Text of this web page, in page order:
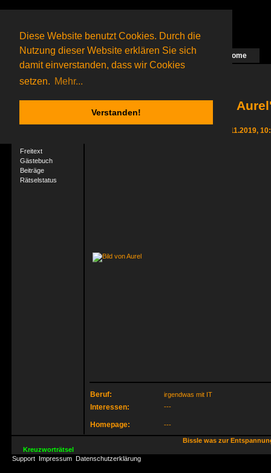
Diese Website benutzt Cookies. Durch die
Nutzung dieser Website erklären Sie sich
damit einverstanden, dass wir Cookies
setzen. Mehr...
Verstanden!
Das nächste Rätsel ist in Arbeit Home
74 Gagolganeronline(0 registrierte und 74 Gäste)
Gagolganer:
9732Rätsel online:
Freitext
Gästebuch
Beiträge
Rätselstatus
Letzter Login 29.11.2019,
Beruf: irgendwas mit IT
Interessen: ---
Homepage: ---
Bissle was zur
Kreuzworträtsel
Support Impressum Datenschutzerklärung